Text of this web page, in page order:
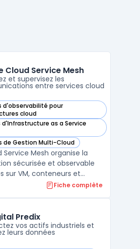
Cloud Service Mesh
et supervisez les
entre services cloud
d'observabilité pour
cloud
Service Mesh dans cette catégorie
as a Service
Cloud Service Mesh dans cette catégorie
de Gestion Multi-Cloud
Service Mesh dans cette catégorie
Service Mesh organise la
sécurisée et observable
sur VM, conteneurs et
multicloud. Ce service
dans le cloud rencontrent des
pour gar ...
Fiche complète
Predix
vos actifs industriels et
leurs données